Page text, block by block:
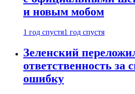
и новым мобом
1 год спустя1 год спустя
Зеленский
ответственность за
ошибку